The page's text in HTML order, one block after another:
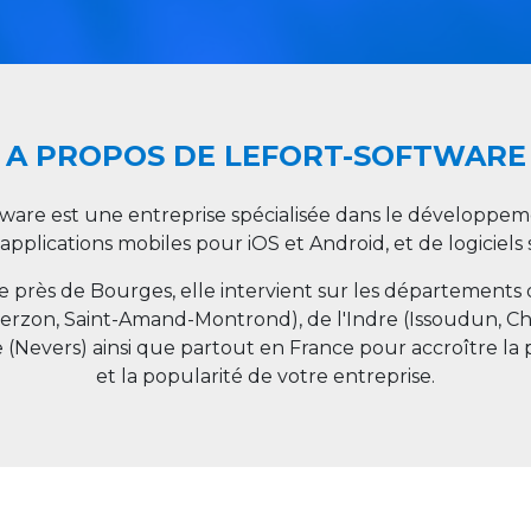
A PROPOS DE LEFORT-SOFTWARE
est une entreprise spécialisée dans le
mobiles pour iOS et Android, et de logiciels
près de Bourges, elle intervient sur les départements
Saint-Amand-Montrond), de l'Indre (Issoudun,
(Nevers) ainsi que partout en France pour accroître la
et la popularité de votre entreprise.